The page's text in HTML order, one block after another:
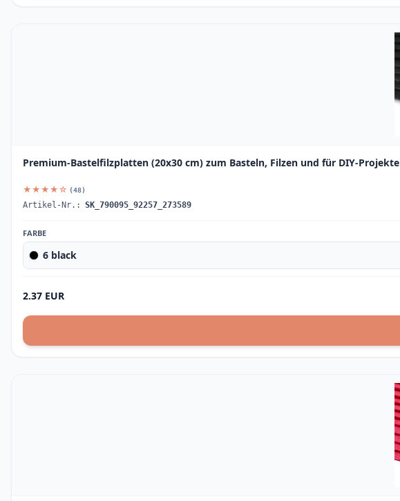
Premium-Bastelfilzplatten (20x30 cm) zum Basteln, Filzen und für DIY-Projekte
★★★★☆ (48)
Artikel-Nr.: SK_790095_92257_273589
FARBE
6 black
2.37 EUR